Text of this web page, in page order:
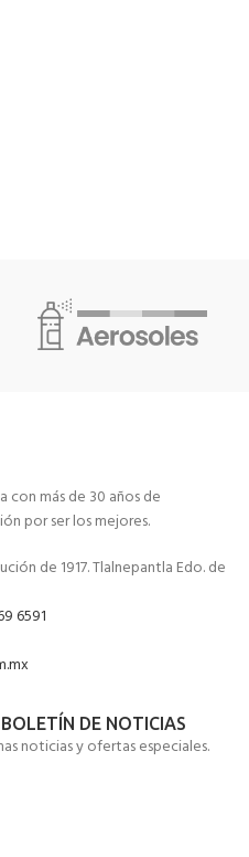
con más de 30 años de
por ser los mejores.
de 1917. Tlalnepantla Edo. de
6591
BOLETÍN DE NOTICIAS
noticias y ofertas especiales.